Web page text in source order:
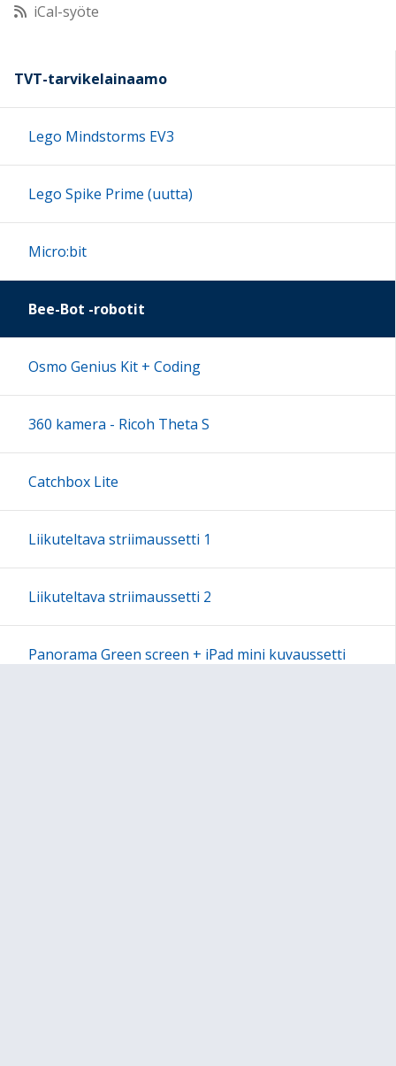
11:00
12:00
16:00
17:00
18:00
22:00
23:00
iCal-syöte
TVT-tarvikelainaamo
Lego Mindstorms EV3
Lego Spike Prime (uutta)
Micro:bit
Bee-Bot -robotit
Osmo Genius Kit + Coding
360 kamera - Ricoh Theta S
Catchbox Lite
Liikuteltava striimaussetti 1
Liikuteltava striimaussetti 2
Panorama Green screen + iPad mini kuvaussetti